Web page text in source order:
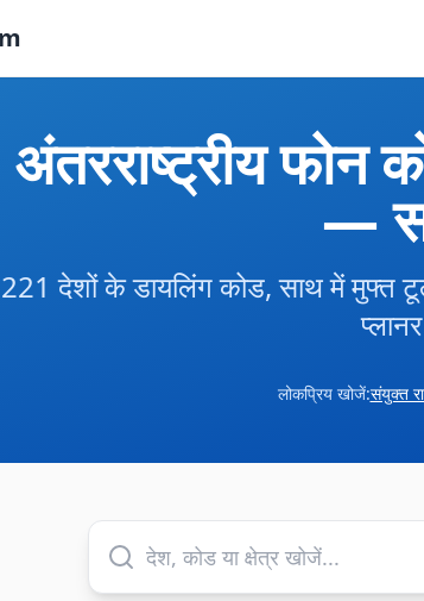
अंतरराष्ट्रीय फोन
—
221 देशों के डायलिंग कोड, साथ में मुफ्त
लोकप्रिय खोजें:संयुक्त